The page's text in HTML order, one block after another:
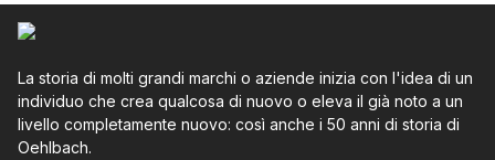
La storia di molti grandi marchi o aziende inizia con l'idea di un
individuo che crea qualcosa di nuovo o eleva il già noto a un
livello completamente nuovo: così anche i 50 anni di storia di
Oehlbach.